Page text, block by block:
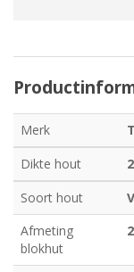
Merk
Dikte hout
Soort hout
Afmeting
blokhut